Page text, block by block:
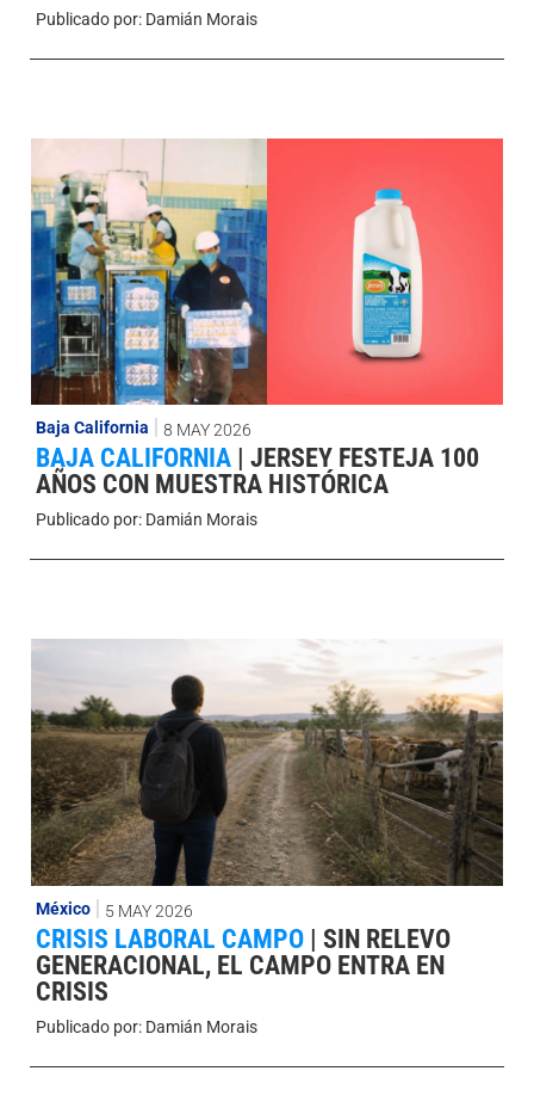
Publicado por: Damián Morais
Baja California 8 MAY 2026
BAJA CALIFORNIA | JERSEY FESTEJA 100
AÑOS CON MUESTRA HISTÓRICA
Publicado por: Damián Morais
México 5 MAY 2026
CRISIS LABORAL CAMPO
SIN RELEVO
GENERACIONAL, EL CAMPO ENTRA EN
CRISIS
Publicado por: Damián Morais